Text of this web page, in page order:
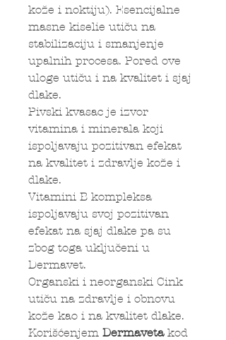
kože i noktiju). Esencijalne
masne kiselie utiču na
stabilizaciju i smanjenje
upalnih procesa. Pored ove
uloge utiču i na kvalitet i sjaj
dlake.
Pivski kvasac je izvor
vitamina i minerala koji
ispoljavaju pozitivan efekat
na kvalitet i zdravlje kože i
dlake.
Vitamini B kompleksa
ispoljavaju svoj pozitivan
efekat na sjaj dlake pa su
zbog toga uključeni u
Dermavet.
Organski i neorganski Cink
utiču na zdravlje i obnovu
kože kao i na kvalitet dlake.
Korišćenjem Dermavetakod